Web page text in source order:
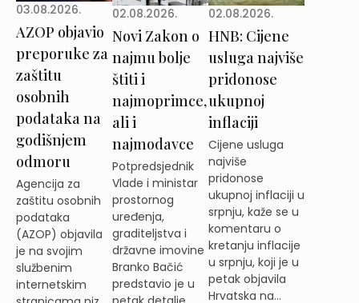
03.08.2026.
AZOP objavio
preporuke za
zaštitu
osobnih
podataka na
godišnjem
odmoru
Agencija za
zaštitu osobnih
podataka
(AZOP) objavila
je na svojim
službenim
internetskim
02.08.2026.
Novi Zakon o
najmu bolje
štiti i
najmoprimce,
ali i
najmodavce
Potpredsjednik
Vlade i ministar
prostornog
uređenja,
graditeljstva i
državne imovine
Branko Bačić
predstavio je u
02.08.2026.
HNB: Cijene
usluga najviše
pridonose
ukupnoj
inflaciji
Cijene usluga
najviše
pridonose
ukupnoj inflaciji u
srpnju, kaže se u
komentaru o
kretanju inflacije
u srpnju, koji je u
petak objavila
Hrvatska na...